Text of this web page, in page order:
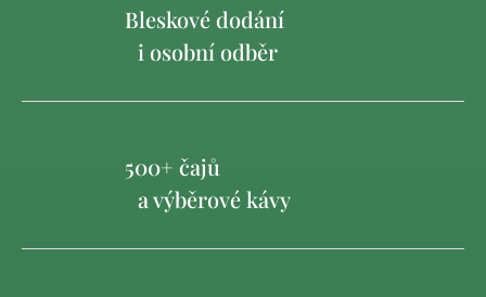
Bleskové dodání
i osobní odběr
500+ čajů
a výběrové kávy